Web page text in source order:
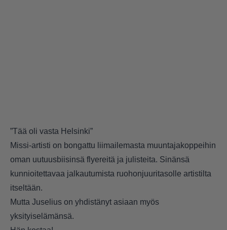
”Tää oli vasta Helsinki”
Missi-artisti on bongattu liimailemasta muuntajakoppeihin
oman uutuusbiisinsä flyereitä ja julisteita. Sinänsä
kunnioitettavaa jalkautumista ruohonjuuritasolle artistilta
itseltään.
Mutta Juselius on yhdistänyt asiaan myös
yksityiselämänsä.